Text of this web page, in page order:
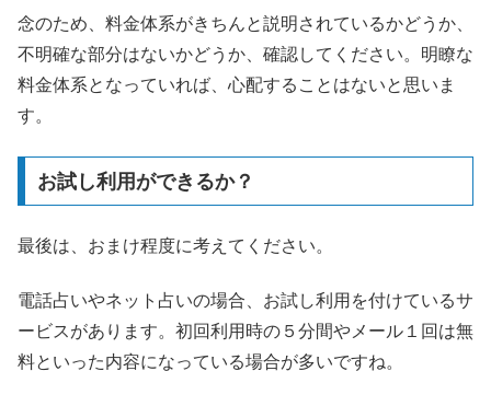
念のため、料金体系がきちんと説明されているかどうか、
不明確な部分はないかどうか、確認してください。明瞭な
料金体系となっていれば、心配することはないと思いま
す。
お試し利用ができるか？
最後は、おまけ程度に考えてください。
電話占いやネット占いの場合、お試し利用を付けているサ
ービスがあります。初回利用時の５分間やメール１回は無
料といった内容になっている場合が多いですね。